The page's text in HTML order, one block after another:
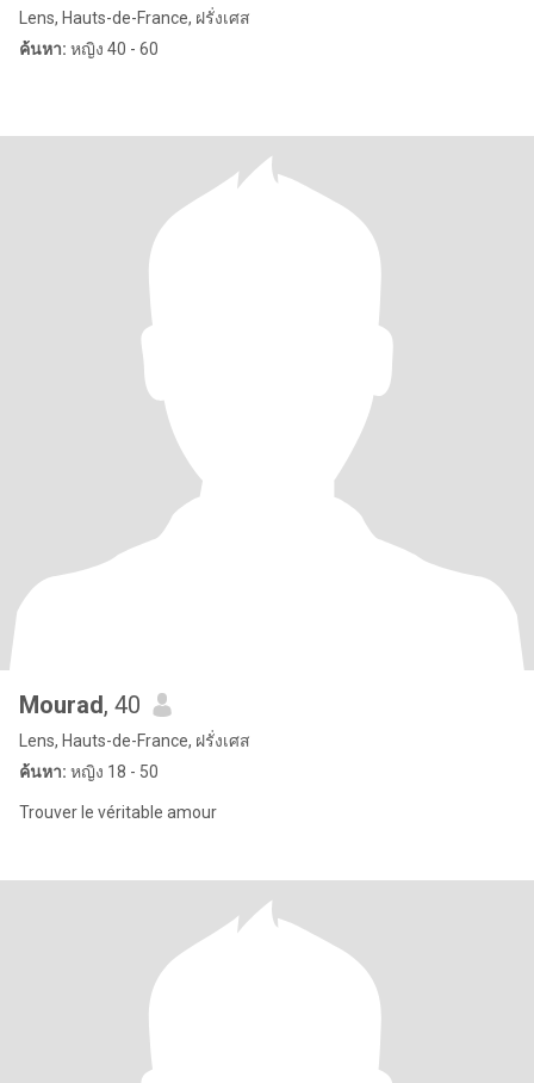
Lens, Hauts-de-France, ฝรั่งเศส
ค้นหา: หญิง 40 - 60
Mourad, 40
Lens, Hauts-de-France, ฝรั่งเศส
ค้นหา: หญิง 18 - 50
Trouver le véritable amour